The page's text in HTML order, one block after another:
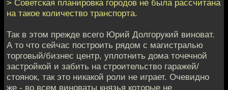
> Советская планировка городов не была рассчитана
на такое количество транспорта.
Так в этом прежде всего Юрий Долгорукий виноват.
А то что сейчас построить рядом с магистралью
торговый/бизнес центр, уплотнить дома точечной
застройкой и забить на строительство гаражей/
стоянок, так это никакой роли не играет. Очевидно
же - во всем виноваты князья которые не